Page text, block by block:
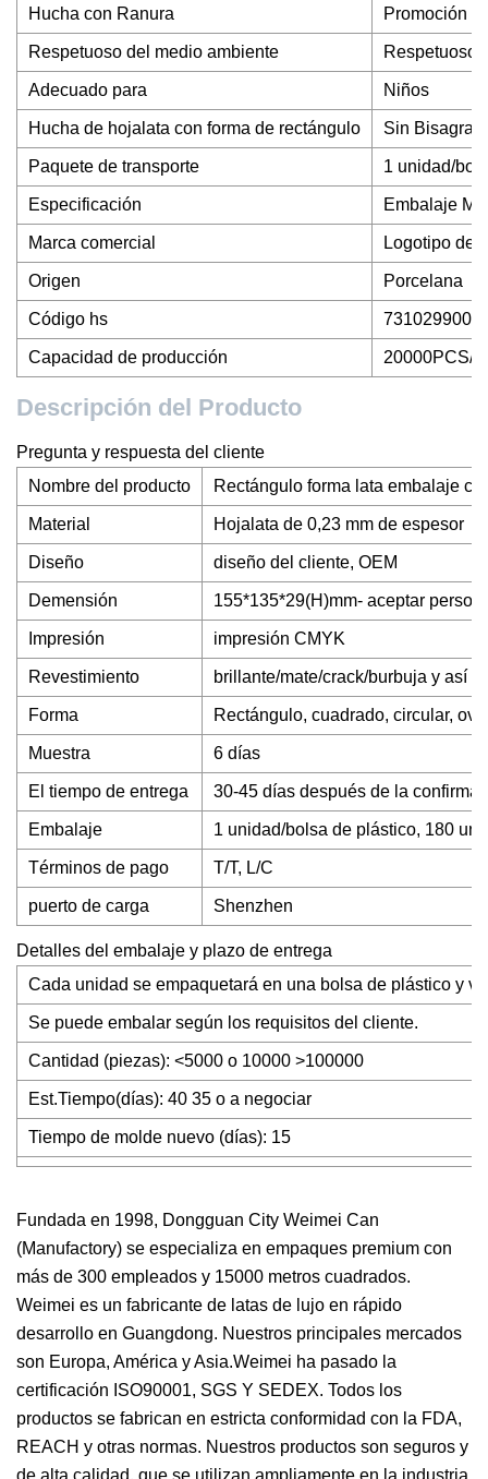
Hucha con Ranura Promoción
Respetuoso del medio ambiente Respetuoso
Adecuado para Niños
Hucha de hojalata con forma de rectángulo Sin Bisagra
Paquete de transporte 1 unidad/
Especificación Embalaje
Marca comercial Logotipo del
Origen Porcelana
Código hs 7310299000
Capacidad de producción 20000PCS/
Descripción del Producto
Pregunta y respuesta del cliente
Nombre del producto
Rectángulo forma lata embalaje
Material Hojalata de 0,23 mm de espesor
Diseño diseño del cliente, OEM
Demensión 155*135*29(H)mm- aceptar
Impresión impresión CMYK
Revestimiento brillante/mate/crack/burbuja y así
Forma Rectángulo, cuadrado, circular,
Muestra 6 días
El tiempo de entrega 30-45 días después de la
Embalaje 1 unidad/bolsa de plástico, 180
Términos de pago T/T, L/C
puerto de carga Shenzhen
Detalles del embalaje y plazo de entrega
Cada unidad se empaquetará en una bolsa de plástico y
Se puede embalar según los requisitos del cliente.
Cantidad (piezas): <5000 o 10000 >100000
Est.Tiempo(días): 40 35 o a negociar
Tiempo de molde nuevo (días): 15
Fundada en 1998, Dongguan City Weimei Can
(Manufactory) se especializa en empaques premium con
más de 300 empleados y 15000 metros cuadrados.
Weimei es un fabricante de latas de lujo en rápido
desarrollo en Guangdong. Nuestros principales mercados
son Europa, América y Asia.Weimei ha pasado la
certificación ISO90001, SGS Y SEDEX. Todos los
productos se fabrican en estricta conformidad con la FDA,
REACH y otras normas. Nuestros productos son seguros y
de alta calidad, que se utilizan ampliamente en la industria